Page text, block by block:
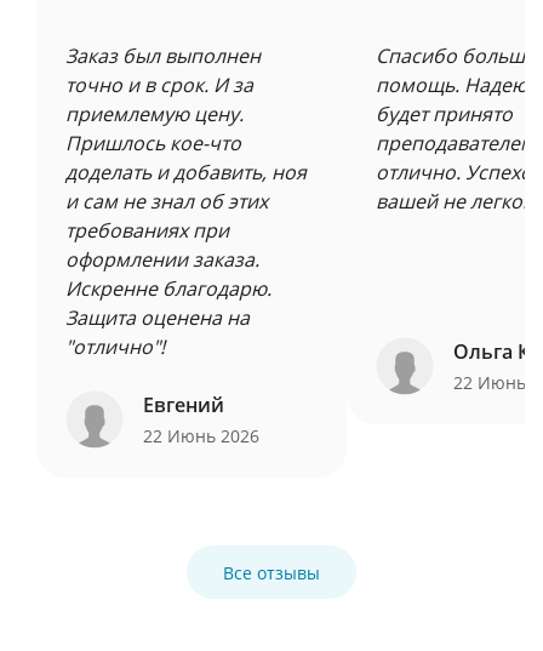
Заказ был выполнен
точно и в срок. И за
приемлемую цену.
Пришлось кое-что
доделать и добавить, ноя
и сам не знал об этих
требованиях при
оформлении заказа.
Искренне благодарю.
Защита оценена на
"отлично"!
Евгений
22 Июнь 2026
Спасибо
помощь.
будет принято
преподавателем
отлично.
вашей не легкой
Ольга
22 Июнь
Все отзывы